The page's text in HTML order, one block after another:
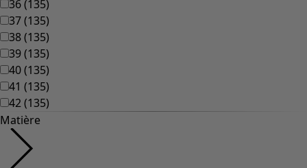
36(135)
37(135)
38(135)
39(135)
40(135)
41 (135)
42(135)
Matière